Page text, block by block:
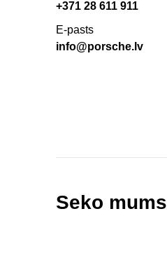
+371 28 611 911
E-pasts
info@porsche.lv
Seko mums